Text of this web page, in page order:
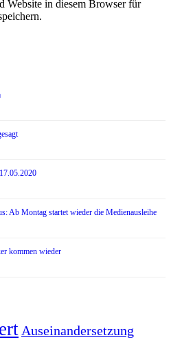
Website in diesem Browser für
Ab Montag startet wieder die Medienausleihe
kommen wieder
Auseinandersetzung